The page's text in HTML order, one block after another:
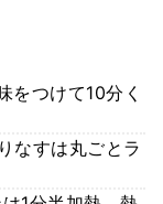
つけて10分く
なすは丸ごとラ